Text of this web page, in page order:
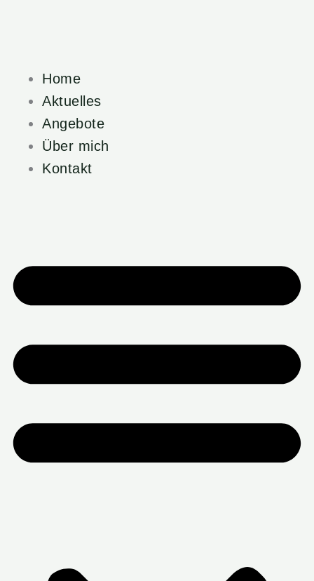
Home
Aktuelles
Angebote
Über mich
Kontakt